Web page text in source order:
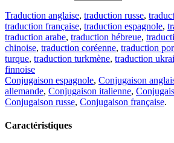
Traduction anglaise, traduction russe,
traduction française, traduction espagnole,
traduction arabe, traduction hébreue,
chinoise, traduction coréenne, traduction
turque, traduction turkmène, traduction
finnoise
Conjugaison espagnole, Conjugaison
allemande, Conjugaison italienne,
Conjugaison russe, Conjugaison française.
Caractéristiques